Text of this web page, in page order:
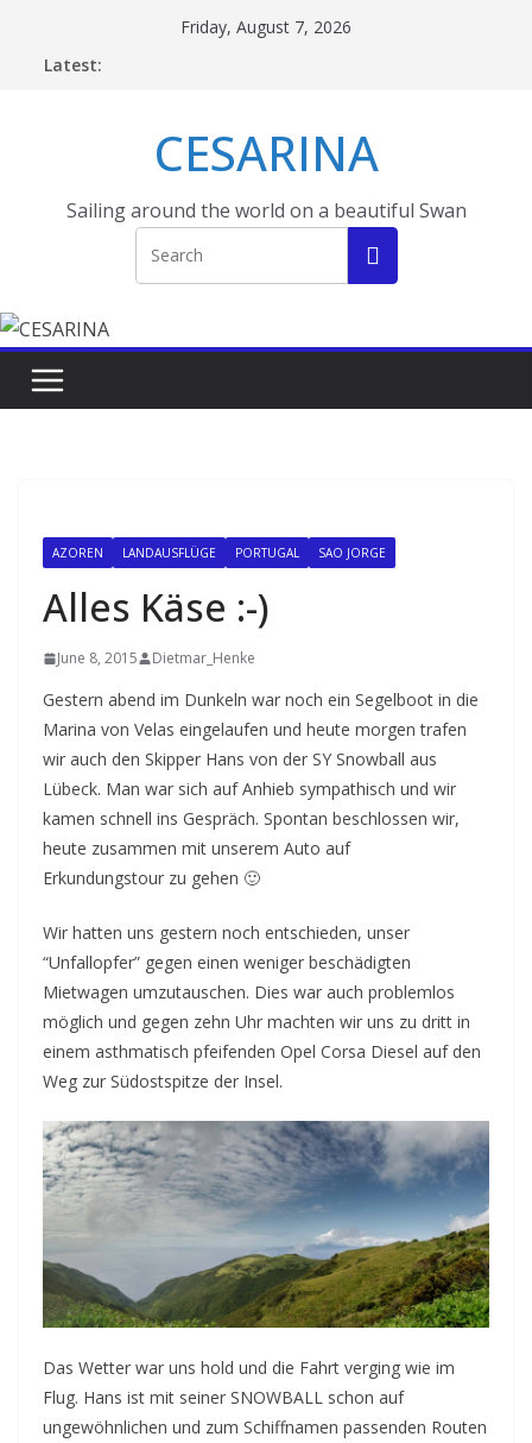
Friday, August 7, 2026
Latest:
CESARINA
Sailing around the world on a beautiful Swan
AZOREN LANDAUSFLÜGE PORTUGAL SAO JORGE
Alles Käse :-)
June 8, 2015 Dietmar_Henke
Gestern abend im Dunkeln war noch ein Segelboot in die
Marina von Velas eingelaufen und heute morgen trafen
wir auch den Skipper Hans von der SY Snowball aus
Lübeck. Man war sich auf Anhieb sympathisch und wir
kamen schnell ins Gespräch. Spontan beschlossen wir,
heute zusammen mit unserem Auto auf
Erkundungstour zu gehen 🙂
Wir hatten uns gestern noch entschieden, unser
“Unfallopfer” gegen einen weniger beschädigten
Mietwagen umzutauschen. Dies war auch problemlos
möglich und gegen zehn Uhr machten wir uns zu dritt in
einem asthmatisch pfeifenden Opel Corsa Diesel auf den
Weg zur Südostspitze der Insel.
Das Wetter war uns hold und die Fahrt verging wie im
Flug. Hans ist mit seiner SNOWBALL schon auf
ungewöhnlichen und zum Schiffnamen passenden Routen